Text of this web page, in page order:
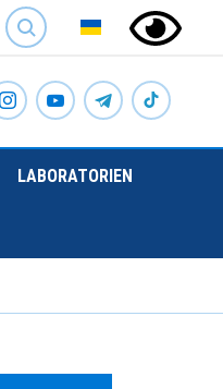
SEARCH
LABORATORIEN